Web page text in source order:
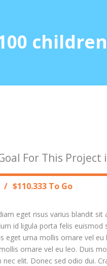
For This Project
/ $110.333 To Go
eget risus varius blandit
id ligula porta felis
eget urna mollis ornare vel
ornare vel eu leo. Duis
nec elit. Donec sed odio dui.